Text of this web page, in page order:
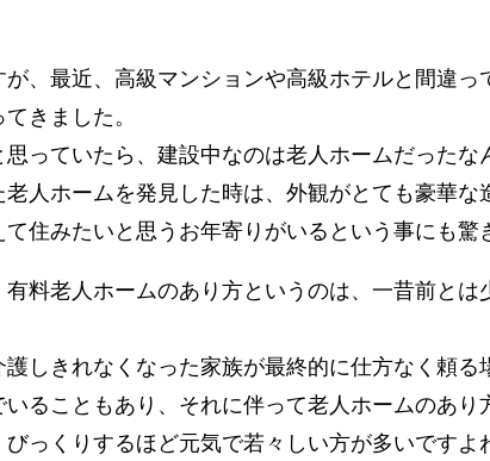
、最近、高級マンションや高級ホテルと間違
きました。
っていたら、建設中なのは老人ホームだったな
人ホームを発見した時は、外観がとても豪華
住みたいと思うお年寄りがいるという事にも驚
料老人ホームのあり方というのは、一昔前とは
しきれなくなった家族が最終的に仕方なく頼る
ることもあり、それに伴って老人ホームのあり
っくりするほど元気で若々しい方が多いですよ